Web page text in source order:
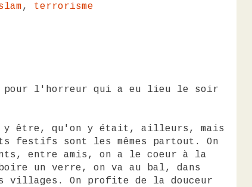
, terrorisme
pour l'horreur qui a eu lieu le soir
y être, qu'on y était, ailleurs, mais
festifs sont les mêmes partout. On
entre amis, on a le coeur à la
un verre, on va au bal, dans
On profite de la douceur